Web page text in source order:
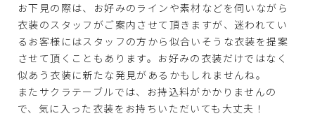
お下見の際は、お好みのラインや素材などを伺いながら
衣装のスタッフがご案内させて頂きますが、迷われてい
るお客様にはスタッフの方から似合いそうな衣装を提案
させて頂くこともあります。お好みの衣装だけではなく
似あう衣装に新たな発見があるかもしれませんね。
またサクラテーブルでは、お持込料がかかりませんの
で、気に入った衣装をお持ちいただいても大丈夫！